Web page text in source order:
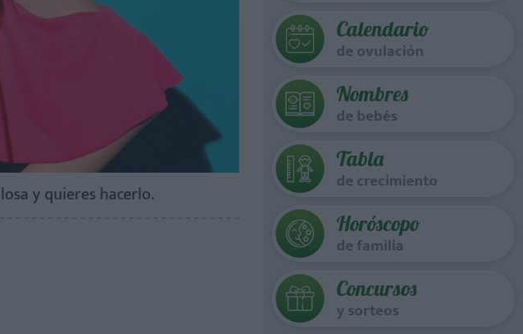
y quieres hacerlo.
Calendario
de ovulación
Nombres
de bebés
Tabla
de crecimiento
Horóscopo
de familia
Concursos
y sorteos